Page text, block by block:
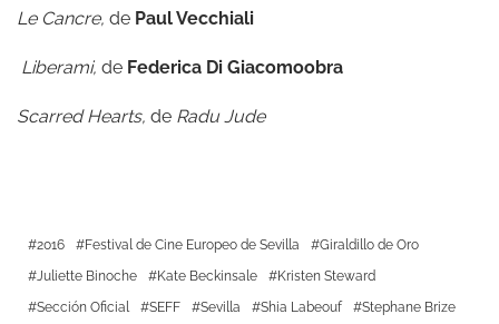
Le Cancre, de Paul Vecchiali
Liberami, de Federica Di Giacomoobra
Scarred Hearts, de Radu Jude
2016 Festival de Cine Europeo de Sevilla
Giraldillo de Oro
Juliette Binoche
Kate Beckinsale
Kristen Steward
Sección Oficial
SEFF Sevilla Shia Labeouf
Stephane Brize